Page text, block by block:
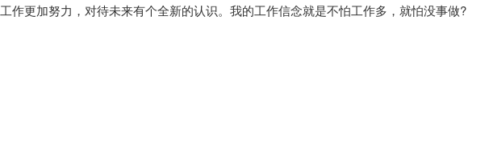
工作更加努力，对待未来有个全新的认识。我的工作信念就是不怕工作多，就怕没事做?